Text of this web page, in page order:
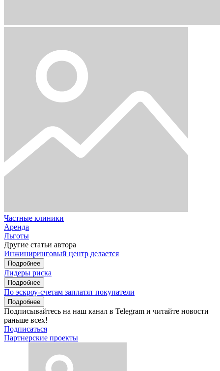
Частные клиники
Аренда
Льготы
Другие статьи автора
Инжиниринговый центр делается
Подробнее
Лидеры риска
Подробнее
По эскроу-счетам заплатят покупатели
Подробнее
Подписывайтесь на наш канал в Telegram и читайте новости
раньше всех!
Подписаться
Партнерские проекты